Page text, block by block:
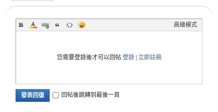
高級模式
您需要登錄後才可以回帖 登錄| 立即註冊
發表回復 回帖後跳轉到最後一頁